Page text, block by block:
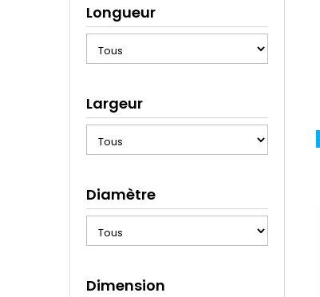
Longueur
Largeur
Diamètre
Dimension